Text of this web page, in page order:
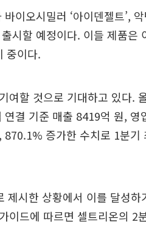
이오시밀러 ‘아이덴젤트’,
시할 예정이다. 이들 제품은
중이다.
여할 것으로 기대하고 있다.
결 기준 매출 8419억 원, 영
증가한 수치로 1분기
제시한 상황에서 이를 달성하
이드에 따르면 셀트리온의 2